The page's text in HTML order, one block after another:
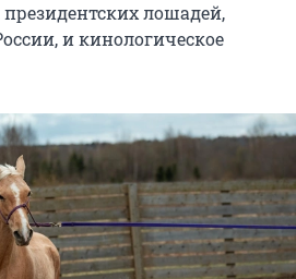
лошадей,
и кинологическое